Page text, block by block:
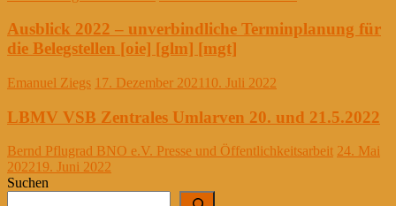
Ausblick 2022 – unverbindliche Terminplanung für
die Belegstellen [oie] [glm] [mgt]
Emanuel Ziegs 17. Dezember 2021 10. Juli 2022
LBMV VSB Zentrales Umlarven 20. und 21.5.2022
Bernd Pflugrad BNO e.V. Presse und Öffentlichkeitsarbeit 24. Mai
202219. Juni 2022
Suchen